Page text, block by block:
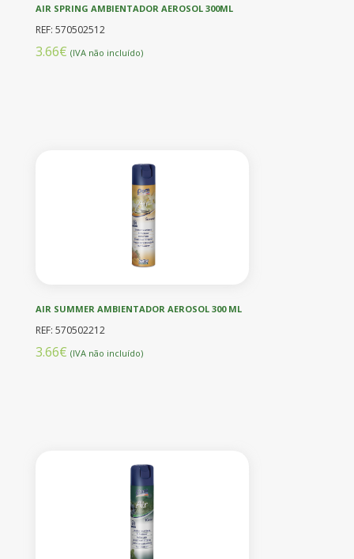
AIR SPRING AMBIENTADOR AEROSOL 300ML
REF: 570502512
3.66€ (IVA não incluído)
AIR SUMMER AMBIENTADOR AEROSOL 300 ML
REF: 570502212
3.66€ (IVA não incluído)